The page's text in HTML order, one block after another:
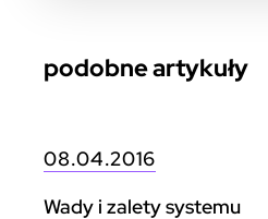
podobne artykuły
08.04.2016
Wady i zalety systemu